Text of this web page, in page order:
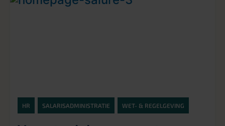
HR SALARISADMINISTRATIE WET- & REGELGEVING